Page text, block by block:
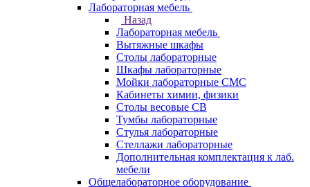
Лабораторная мебель
Назад
Лабораторная мебель
Вытяжные шкафы
Столы лабораторные
Шкафы лабораторные
Мойки лабораторные СМС
Кабинеты химии, физики
Столы весовые СВ
Тумбы лабораторные
Стулья лабораторные
Стеллажи лабораторные
Дополнительная комплектация к лаб.
мебели
Общелабораторное оборудование